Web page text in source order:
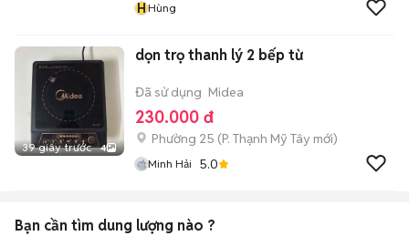
HHùng
39 giây trước 4
dọn trọ thanh lý 2 bếp từ
Đã sử dụng Midea
230.000 đ
Phường 25 (P. Thạnh Mỹ Tây mới)
Minh Hải 5.0
Bạn cần tìm dung lượng nào ?